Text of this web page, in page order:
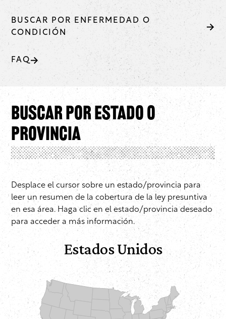
BUSCAR POR ENFERMEDAD O
CONDICIÓN
FAQ
Buscar por estado o
provincia
Desplace el cursor sobre un estado/provincia para
leer un resumen de la cobertura de la ley presuntiva
en esa área. Haga clic en el estado/provincia deseado
para acceder a más información.
Estados Unidos